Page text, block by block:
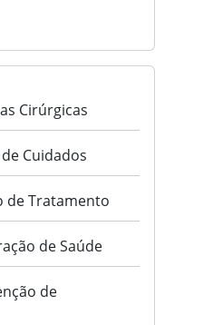
Cirúrgicas
Cuidados
de Tratamento
de Saúde
de